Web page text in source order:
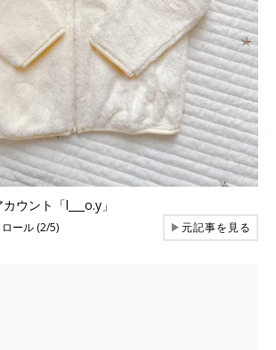
ウント「l___o.y」
ール (2/5) ▶元記事を見る